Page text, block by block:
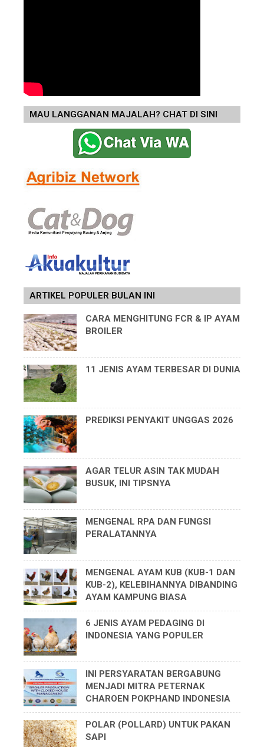
MAU LANGGANAN MAJALAH? CHAT DI SINI
ARTIKEL POPULER BULAN INI
CARA MENGHITUNG FCR & IP AYAM
BROILER
11 JENIS AYAM TERBESAR DI DUNIA
PREDIKSI PENYAKIT UNGGAS 2026
AGAR TELUR ASIN TAK MUDAH
BUSUK, INI TIPSNYA
MENGENAL RPA DAN FUNGSI
PERALATANNYA
MENGENAL AYAM KUB (KUB-1 DAN
KUB-2), KELEBIHANNYA DIBANDING
AYAM KAMPUNG BIASA
6 JENIS AYAM PEDAGING DI
INDONESIA YANG POPULER
INI PERSYARATAN BERGABUNG
MENJADI MITRA PETERNAK
CHAROEN POKPHAND INDONESIA
POLAR (POLLARD) UNTUK PAKAN
SAPI